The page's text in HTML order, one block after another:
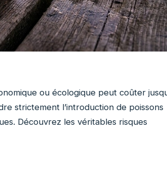
ou écologique peut coûter
strictement l’introduction de poissons
Découvrez les véritables risques